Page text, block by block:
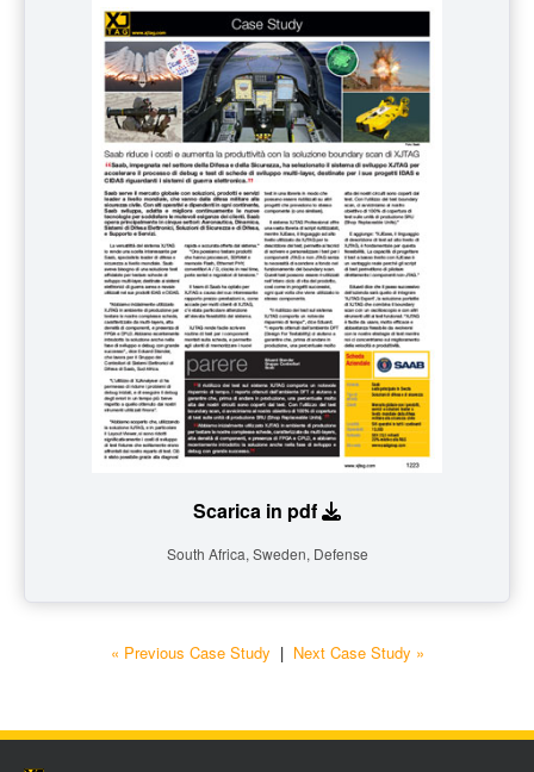
Scarica in pdf
South Africa, Sweden, Defense
« Previous Case Study | Next Case Study »